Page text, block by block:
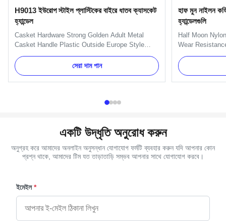
H9013 ইউরোপ স্টাইল প্লাস্টিকের বাইরে ধাতব ক্যাসকেট
হ্যান্ডেল
Casket Hardware Strong Golden Adult Metal
Casket Handle Plastic Outside Europe Style
H9013 Specification: H9021 handle include
handles, brackets, gaskets and nuts. And we
can pack as Clients' request. Item Name TX-
Model H9013 Material Plastic and Metal Color
সেরা দাম পান
হাফ মুন নাইলন
হ্যান্ডেলগুলি
Half Moon
Wear
as a set, and
Name TX-
Gold, silver,
30 days after
একটি উদ্ধৃতি অনুরোধ করুন
অনুগ্রহ করে আমাদের অনলাইন অনুসন্ধান যোগাযোগ ফর্মটি ব্যবহার করুন যদি আপনার কোন
প্রশ্ন থাকে, আমাদের টিম যত তাড়াতাড়ি সম্ভব আপনার সাথে যোগাযোগ করবে।
ইমেইল *